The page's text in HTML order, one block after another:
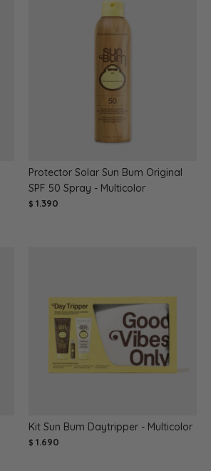
Protector Solar Sun Bum Original
SPF 50 Spray - Multicolor
$ 1.390
Kit Sun Bum Daytripper - Multicolor
$ 1.690